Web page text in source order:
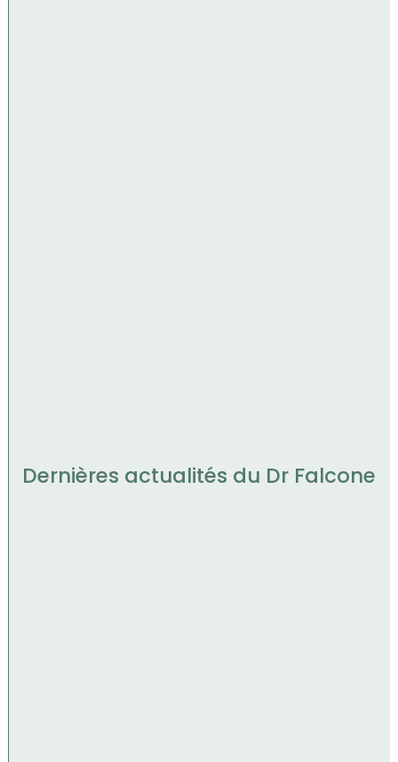
Dernières actualités du Dr Falcone